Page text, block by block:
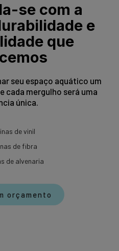
se com a
e
que
seu espaço aquático um
cada mergulho será uma
única.
de vinil
de fibra
de alvenaria
orçamento